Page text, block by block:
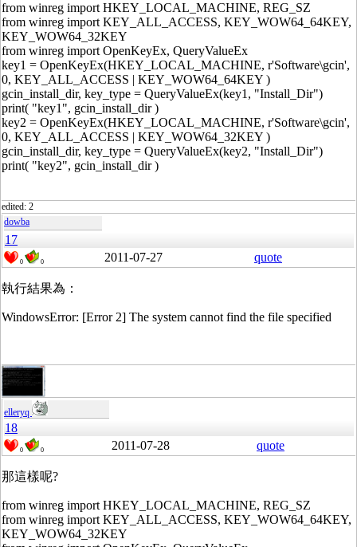
from winreg import HKEY_LOCAL_MACHINE, REG_SZ
from winreg import KEY_ALL_ACCESS, KEY_WOW64_64KEY,
KEY_WOW64_32KEY
from winreg import OpenKeyEx, QueryValueEx
key1 = OpenKeyEx(HKEY_LOCAL_MACHINE, r'Software\gcin',
0, KEY_ALL_ACCESS | KEY_WOW64_64KEY )
gcin_install_dir, key_type = QueryValueEx(key1, "Install_Dir")
print( "key1", gcin_install_dir )
key2 = OpenKeyEx(HKEY_LOCAL_MACHINE, r'Software\gcin',
0, KEY_ALL_ACCESS | KEY_WOW64_32KEY )
gcin_install_dir, key_type = QueryValueEx(key2, "Install_Dir")
print( "key2", gcin_install_dir )
edited: 2
dowba
17
0 0 2011-07-27 quote
執行結果為：
WindowsError: [Error 2] The system cannot find the file specified
elleryq
18
0 0 2011-07-28 quote
那這樣呢?
from winreg import HKEY_LOCAL_MACHINE, REG_SZ
from winreg import KEY_ALL_ACCESS, KEY_WOW64_64KEY,
KEY_WOW64_32KEY